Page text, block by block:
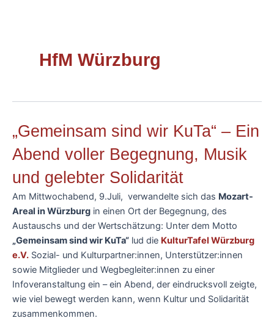
HfM Würzburg
„Gemeinsam sind wir KuTa“ – Ein
Abend voller Begegnung, Musik
und gelebter Solidarität
Am Mittwochabend, 9.Juli, verwandelte sich das Mozart-
Areal in Würzburg in einen Ort der Begegnung, des
Austauschs und der Wertschätzung: Unter dem Motto
„Gemeinsam sind wir KuTa“ lud die KulturTafel Würzburg
e.V. Sozial- und Kulturpartner:innen, Unterstützer:innen
sowie Mitglieder und Wegbegleiter:innen zu einer
Infoveranstaltung ein – ein Abend, der eindrucksvoll zeigte,
wie viel bewegt werden kann, wenn Kultur und Solidarität
zusammenkommen.